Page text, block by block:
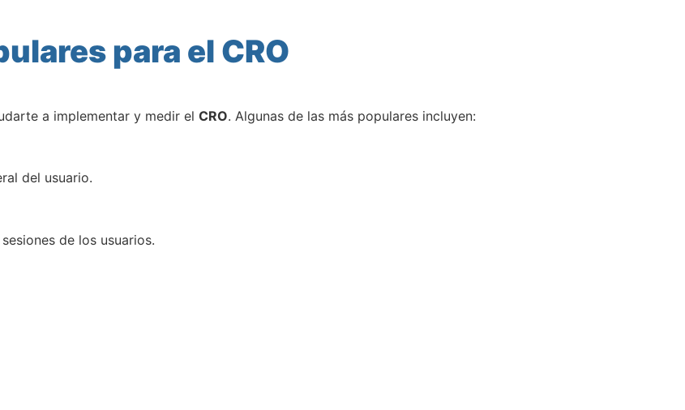
para el CRO
a implementar y medir el CRO. Algunas de las más populares incluyen:
del usuario.
de los usuarios.